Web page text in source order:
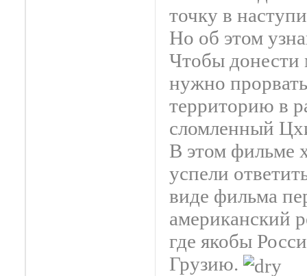
точку в
Но об этом
Чтобы
нужно
территорию в
сломленный
В этом фильме
успели
виде фильма
американский
где якобы
Грузию.